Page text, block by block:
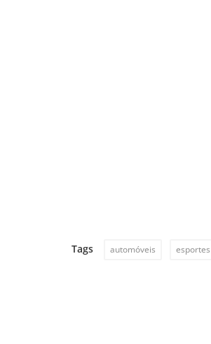
Tags automóveis esportes